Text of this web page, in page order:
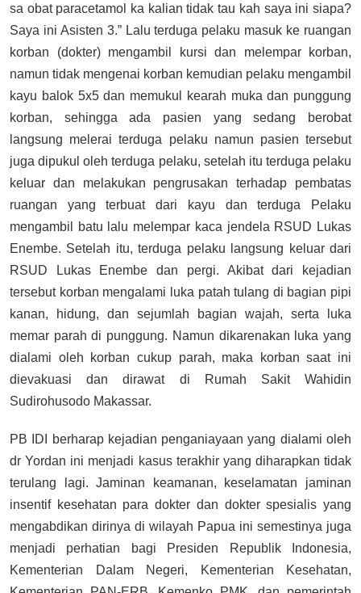
sa obat paracetamol ka kalian tidak tau kah saya ini siapa?
Saya ini Asisten 3.” Lalu terduga pelaku masuk ke ruangan
korban (dokter) mengambil kursi dan melempar korban,
namun tidak mengenai korban kemudian pelaku mengambil
kayu balok 5x5 dan memukul kearah muka dan punggung
korban, sehingga ada pasien yang sedang berobat
langsung melerai terduga pelaku namun pasien tersebut
juga dipukul oleh terduga pelaku, setelah itu terduga pelaku
keluar dan melakukan pengrusakan terhadap pembatas
ruangan yang terbuat dari kayu dan terduga Pelaku
mengambil batu lalu melempar kaca jendela RSUD Lukas
Enembe. Setelah itu, terduga pelaku langsung keluar dari
RSUD Lukas Enembe dan pergi. Akibat dari kejadian
tersebut korban mengalami luka patah tulang di bagian pipi
kanan, hidung, dan sejumlah bagian wajah, serta luka
memar parah di punggung. Namun dikarenakan luka yang
dialami oleh korban cukup parah, maka korban saat ini
dievakuasi dan dirawat di Rumah Sakit Wahidin
Sudirohusodo Makassar.
PB IDI berharap kejadian penganiayaan yang dialami oleh
dr Yordan ini menjadi kasus terakhir yang diharapkan tidak
terulang lagi. Jaminan keamanan, keselamatan jaminan
insentif kesehatan para dokter dan dokter spesialis yang
mengabdikan dirinya di wilayah Papua ini semestinya juga
menjadi perhatian bagi Presiden Republik Indonesia,
Kementerian Dalam Negeri, Kementerian Kesehatan,